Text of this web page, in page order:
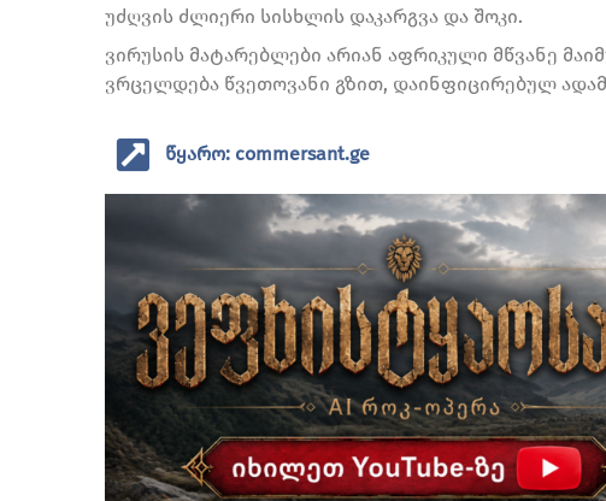
უძღვის ძლიერი სისხლის დაკარგვა და შოკი.
ვირუსის მატარებლები არიან აფრიკული მწვანე
ვრცელდება წვეთოვანი გზით, დაინფიცირებულ
წყარო: commersant.ge